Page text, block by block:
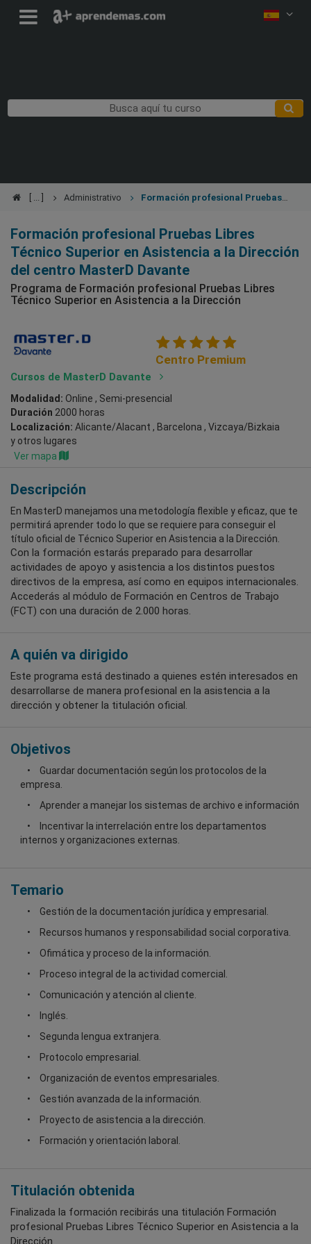
Administrativo
Formación profesional Pruebas Libres
Técnico Superior en Asistencia a la Dirección
del centro MasterD Davante
Programa de Formación profesional Pruebas Libres
Técnico Superior en Asistencia a la Dirección
Centro Premium
Cursos de MasterD Davante
Modalidad: Online , Semi-presencial
Duración 2000 horas
Localización: Alicante/Alacant , Barcelona , Vizcaya/Bizkaia
y otros lugares
Ver mapa
Descripción
En MasterD manejamos una metodología flexible y eficaz, que te
permitirá aprender todo lo que se requiere para conseguir el
título oficial de Técnico Superior en Asistencia a la Dirección.
Con la formación estarás preparado para desarrollar
actividades de apoyo y asistencia a los distintos puestos
directivos de la empresa, así como en equipos internacionales.
Accederás al módulo de Formación en Centros de Trabajo
(FCT) con una duración de 2.000 horas.
A quién va dirigido
Este programa está destinado a quienes estén interesados en
desarrollarse de manera profesional en la asistencia a la
dirección y obtener la titulación oficial.
Objetivos
Guardar documentación según los protocolos de la
empresa.
Aprender a manejar los sistemas de archivo e información
Incentivar la interrelación entre los departamentos
internos y organizaciones externas.
Temario
Gestión de la documentación jurídica y empresarial.
Recursos humanos y responsabilidad social corporativa.
Ofimática y proceso de la información.
Proceso integral de la actividad comercial.
Comunicación y atención al cliente.
Inglés.
Segunda lengua extranjera.
Protocolo empresarial.
Organización de eventos empresariales.
Gestión avanzada de la información.
Proyecto de asistencia a la dirección.
Formación y orientación laboral.
Titulación obtenida
Finalizada la formación recibirás una titulación Formación
profesional Pruebas Libres Técnico Superior en Asistencia a la
Dirección